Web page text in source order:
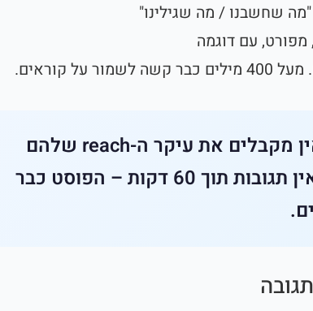
עם דוגמה
רוב הפוסטים בלינקדאין מקבלים את עיקר ה-reach שלהם
בשעה הראשונה. אם אין תגובות תוך 60 דקות – הפוסט כבר